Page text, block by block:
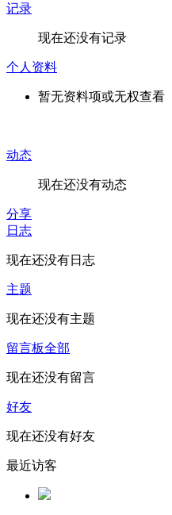
记录
现在还没有记录
个人资料
暂无资料项或无权查看
动态
现在还没有动态
分享
日志
现在还没有日志
主题
现在还没有主题
留言板全部
现在还没有留言
好友
现在还没有好友
最近访客